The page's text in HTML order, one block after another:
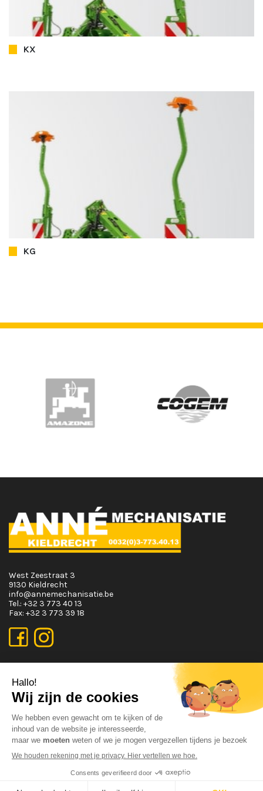
KX
KG
OPENINGSUREN
Maandag T.E.M. Vrijdag :
Zaterdag :
Van 08:00 tot 12:00
Zondag:
West Zeestraat 3
9130 Kieldrecht
info@annemechanisatie.be
Tel.: +32 3 773 40 13
Fax: +32 3 773 39 18